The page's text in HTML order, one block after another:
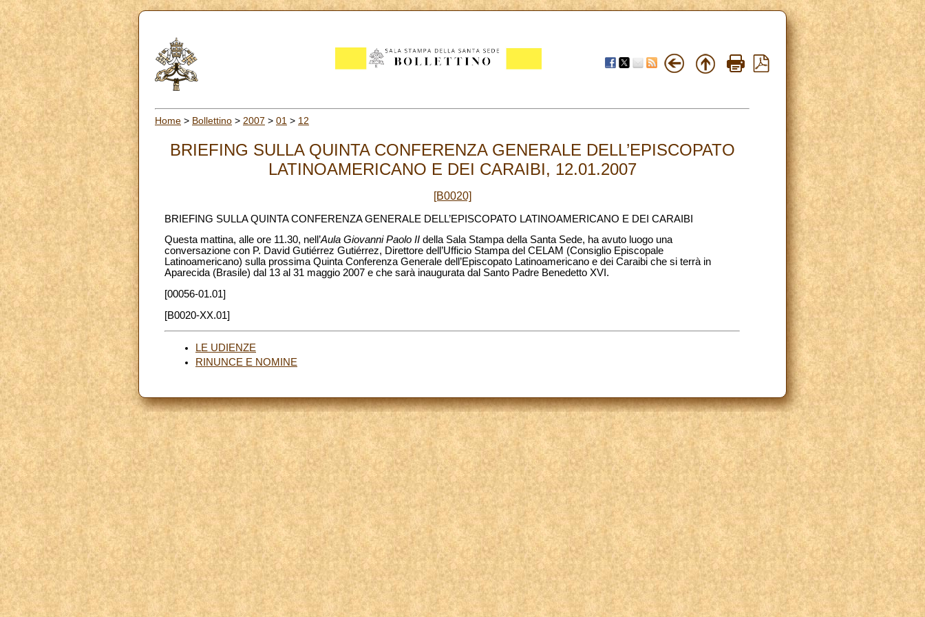
Home > Bollettino > 2007 > 01 > 12
BRIEFING SULLA QUINTA CONFERENZA GENERALE DELL’EPISCOPATO
LATINOAMERICANO E DEI CARAIBI, 12.01.2007
[B0020]
BRIEFING SULLA QUINTA CONFERENZA GENERALE DELL’EPISCOPATO LATINOAMERICANO E DEI CARAIBI
Questa mattina, alle ore 11.30, nell’Aula Giovanni Paolo II della Sala Stampa della Santa Sede, ha avuto luogo una
conversazione con P. David Gutiérrez Gutiérrez, Direttore dell’Ufficio Stampa del CELAM (Consiglio Episcopale
Latinoamericano) sulla prossima Quinta Conferenza Generale dell’Episcopato Latinoamericano e dei Caraibi che si terrà in
Aparecida (Brasile) dal 13 al 31 maggio 2007 e che sarà inaugurata dal Santo Padre Benedetto XVI.
[00056-01.01]
[B0020-XX.01]
LE UDIENZE
RINUNCE E NOMINE